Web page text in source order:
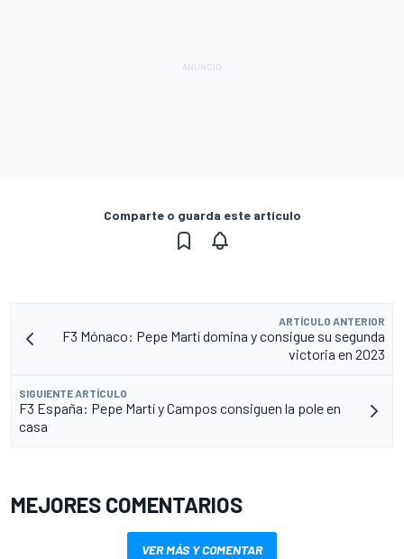
Comparte o guarda este artículo
ARTÍCULO ANTERIOR
F3 Mónaco: Pepe Martí domina y consigue su segunda
victoria en 2023
SIGUIENTE ARTÍCULO
F3 España: Pepe Martí y Campos consiguen la pole en
casa
MEJORES COMENTARIOS
VER MÁS Y COMENTAR